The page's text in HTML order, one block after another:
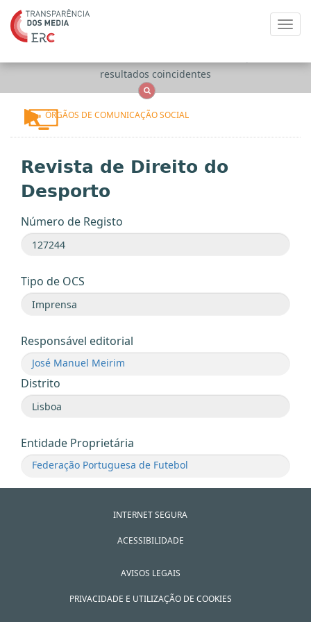
resultados coincidentes
ÓRGÃOS DE COMUNICAÇÃO SOCIAL
Revista de Direito do
Desporto
Número de Registo
Tipo de OCS
Responsável editorial
José Manuel Meirim
Distrito
Entidade Proprietária
Federação Portuguesa de Futebol
INTERNET SEGURA
ACESSIBILIDADE
AVISOS LEGAIS
PRIVACIDADE E UTILIZAÇÃO DE COOKIES